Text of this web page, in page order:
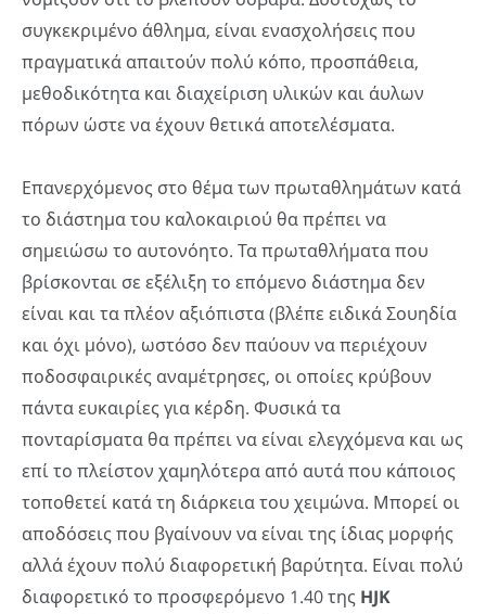
συγκεκριμένο άθλημα, είναι ενασχολήσεις που
πραγματικά απαιτούν πολύ κόπο, προσπάθεια,
μεθοδικότητα και διαχείριση υλικών και άυλων
πόρων ώστε να έχουν θετικά αποτελέσματα.
Επανερχόμενος στο θέμα των πρωταθλημάτων κατά
το διάστημα του καλοκαιριού θα πρέπει να
σημειώσω το αυτονόητο. Τα πρωταθλήματα που
βρίσκονται σε εξέλιξη το επόμενο διάστημα δεν
είναι και τα πλέον αξιόπιστα (βλέπε ειδικά Σουηδία
και όχι μόνο), ωστόσο δεν παύουν να περιέχουν
ποδοσφαιρικές αναμέτρησες, οι οποίες κρύβουν
πάντα ευκαιρίες για κέρδη. Φυσικά τα
πονταρίσματα θα πρέπει να είναι ελεγχόμενα και ως
επί το πλείστον χαμηλότερα από αυτά που κάποιος
τοποθετεί κατά τη διάρκεια του χειμώνα. Μπορεί οι
αποδόσεις που βγαίνουν να είναι της ίδιας μορφής
αλλά έχουν πολύ διαφορετική βαρύτητα. Είναι πολύ
διαφορετικό το προσφερόμενο 1.40 της HJK